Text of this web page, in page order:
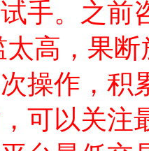
手。之前
太高，果
操作，积
可以关注